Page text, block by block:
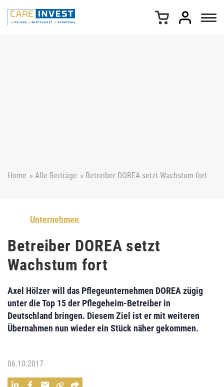
Home » Alle Beiträge » Betreiber DOREA setzt Wachstum fort
Unternehmen
Betreiber DOREA setzt
Wachstum fort
Axel Hölzerwill das Pflegeunternehmen DOREAzügig
unter die Top 15 der Pflegeheim-Betreiber in
Deutschland bringen. Diesem Ziel ist er mitweiteren
Übernahmen nun wieder ein Stück näher gekommen.
06.10.2017